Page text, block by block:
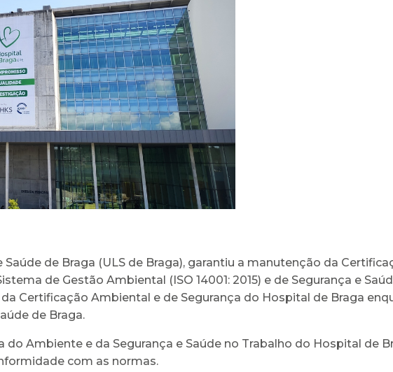
de Braga (ULS de Braga), garantiu a manutenção da
de Gestão Ambiental (ISO 14001: 2015) e de Segurança e
Certificação Ambiental e de Segurança do Hospital de Braga
de Braga.
Ambiente e da Segurança e Saúde no Trabalho do Hospital de
com as normas.